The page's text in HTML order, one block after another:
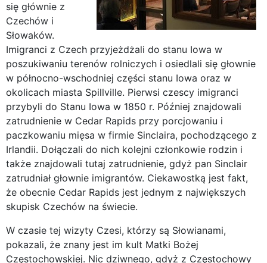
się głównie z
Czechów i
Słowaków.
Imigranci z Czech przyjeżdżali do stanu Iowa w
poszukiwaniu terenów rolniczych i osiedlali się głownie
w północno-wschodniej części stanu Iowa oraz w
okolicach miasta Spillville. Pierwsi czescy imigranci
przybyli do Stanu Iowa w 1850 r. Później znajdowali
zatrudnienie w Cedar Rapids przy porcjowaniu i
paczkowaniu mięsa w firmie Sinclaira, pochodzącego z
Irlandii. Dołączali do nich kolejni członkowie rodzin i
także znajdowali tutaj zatrudnienie, gdyż pan Sinclair
zatrudniał głownie imigrantów. Ciekawostką jest fakt,
że obecnie Cedar Rapids jest jednym z największych
skupisk Czechów na świecie.
W czasie tej wizyty Czesi, którzy są Słowianami,
pokazali, że znany jest im kult Matki Bożej
Częstochowskiej. Nic dziwnego, gdyż z Częstochowy